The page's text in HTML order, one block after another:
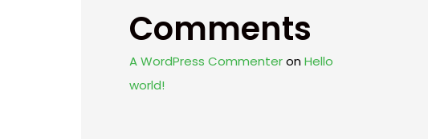
Comments
A WordPress Commenteron Hello
world!